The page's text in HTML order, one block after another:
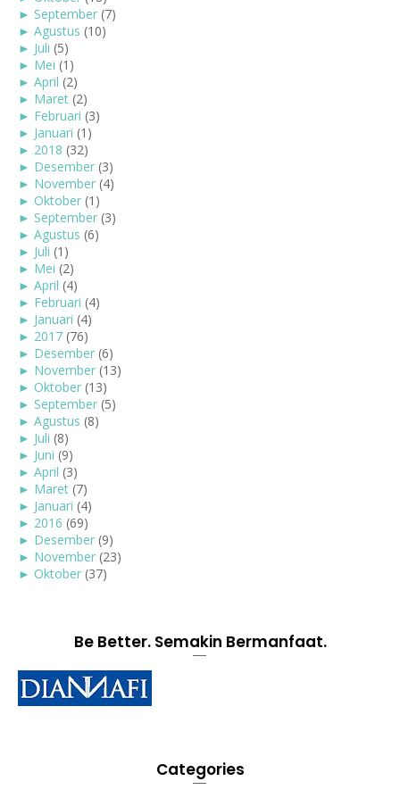
► September (7)
► Agustus (10)
► Juli (5)
► Mei (1)
► April (2)
► Maret (2)
► Februari (3)
► Januari (1)
► 2018 (32)
► Desember (3)
► November (4)
► Oktober (1)
► September (3)
► Agustus (6)
► Juli (1)
► Mei (2)
► April (4)
► Februari (4)
► Januari (4)
► 2017 (76)
► Desember (6)
► November (13)
► Oktober (13)
► September (5)
► Agustus (8)
► Juli (8)
► Juni (9)
► April (3)
► Maret (7)
► Januari (4)
► 2016 (69)
► Desember (9)
► November (23)
► Oktober (37)
Be Better. Semakin Bermanfaat.
Categories